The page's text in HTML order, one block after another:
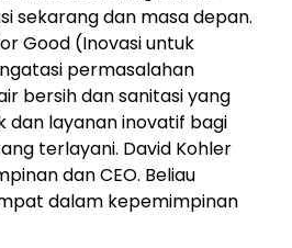
sekarang dan masa depan.
Good (Inovasi untuk
permasalahan
bersih dan sanitasi yang
dan layanan inovatif bagi
terlayani. David Kohler
dan CEO. Beliau
dalam kepemimpinan